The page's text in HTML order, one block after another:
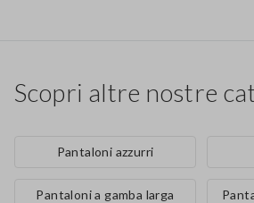
Scopri altre nostre
Pantaloni azzurri
Pantaloni a gamba larga